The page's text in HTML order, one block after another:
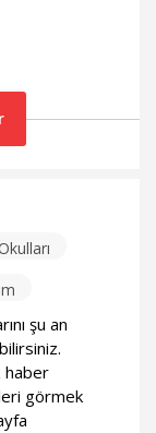
şu an
haber
görmek